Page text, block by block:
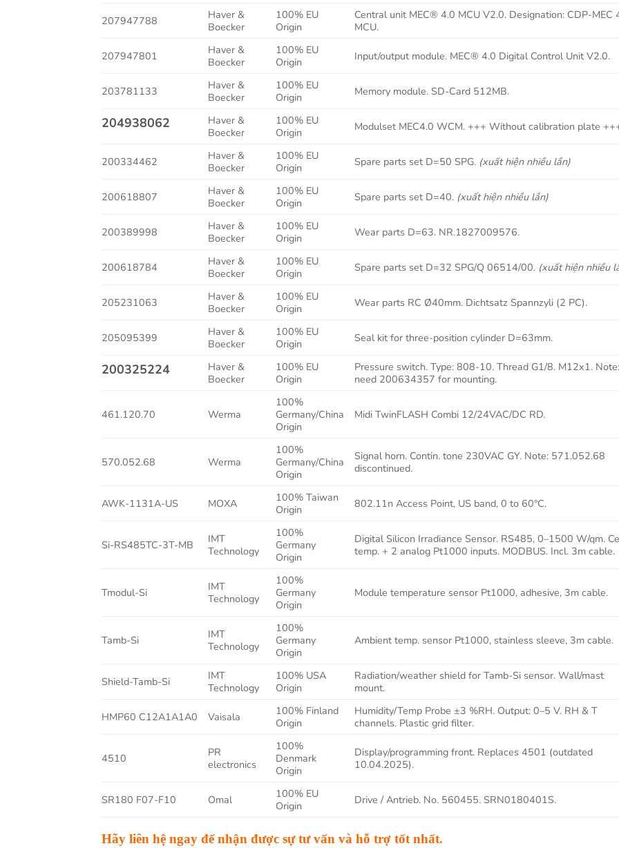
207947788
Haver &
Boecker
100% EU
Origin
Central unit MEC® 4.0 MCU V2.0. Designation: CDP-MEC
MCU.
207947801
Haver &
Boecker
100% EU
Origin
Input/output module. MEC® 4.0 Digital Control Unit V2.0.
203781133
Haver &
Boecker
100% EU
Origin
Memory module. SD-Card 512MB.
204938062
Haver &
Boecker
100% EU
Origin
Modulset MEC4.0 WCM. +++ Without calibration plate
200334462
Haver &
Boecker
100% EU
Origin
Spare parts set D=50 SPG. (xuất hiện nhiều lần)
200618807
Haver &
Boecker
100% EU
Origin
Spare parts set D=40. (xuất hiện nhiều lần)
200389998
Haver &
Boecker
100% EU
Origin
Wear parts D=63. NR.1827009576.
200618784
Haver &
Boecker
100% EU
Origin
Spare parts set D=32 SPG/Q 06514/00. (xuất hiện nhiều
205231063
Haver &
Boecker
100% EU
Origin
Wear parts RC Ø40mm. Dichtsatz Spannzyli (2 PC).
205095399
Haver &
Boecker
100% EU
Origin
Seal kit for three-position cylinder D=63mm.
200325224
Haver &
Boecker
100% EU
Origin
Pressure switch. Type: 808-10. Thread G1/8. M12x1. Note:
need 200634357 for mounting.
461.120.70 Werma
100%
Germany/China
Origin
Midi TwinFLASH Combi 12/24VAC/DC RD.
570.052.68 Werma
100%
Germany/China
Origin
Signal horn. Contin. tone 230VAC GY. Note: 571.052.68
discontinued.
AWK-1131A-US MOXA
100% Taiwan
Origin
802.11n Access Point, US band, 0 to 60°C.
Si-RS485TC-3T-MB
IMT
Technology
100%
Germany
Origin
Digital Silicon Irradiance Sensor. RS485, 0–1500 W/qm.
temp. + 2 analog Pt1000 inputs. MODBUS. Incl. 3m cable.
Tmodul-Si
IMT
Technology
100%
Germany
Origin
Module temperature sensor Pt1000, adhesive, 3m cable.
Tamb-Si
IMT
Technology
100%
Germany
Origin
Ambient temp. sensor Pt1000, stainless sleeve, 3m cable.
Shield-Tamb-Si
IMT
Technology
100% USA
Origin
Radiation/weather shield for Tamb-Si sensor. Wall/mast
mount.
HMP60 C12A1A1A0 Vaisala
100% Finland
Origin
Humidity/Temp Probe ±3 %RH. Output: 0–5 V. RH & T
channels. Plastic grid filter.
4510
PR
electronics
100%
Denmark
Origin
Display/programming front. Replaces 4501 (outdated
10.04.2025).
SR180 F07-F10 Omal
100% EU
Origin
Drive / Antrieb. No. 560455. SRN0180401S.
Hãy liên hệ ngay để nhận được sự tư vấn và hỗ trợ tốt nhất.